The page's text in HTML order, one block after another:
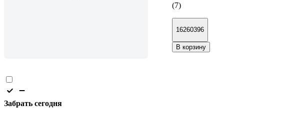
Забрать сегодня
(7)
16260396
В корзину